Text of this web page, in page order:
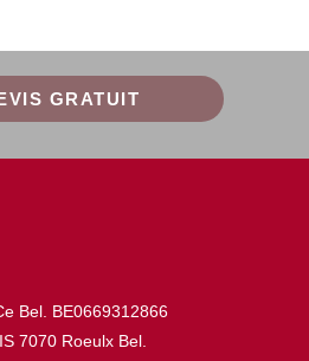
GRATUIT
Bel. BE0669312866
7070 Roeulx Bel.